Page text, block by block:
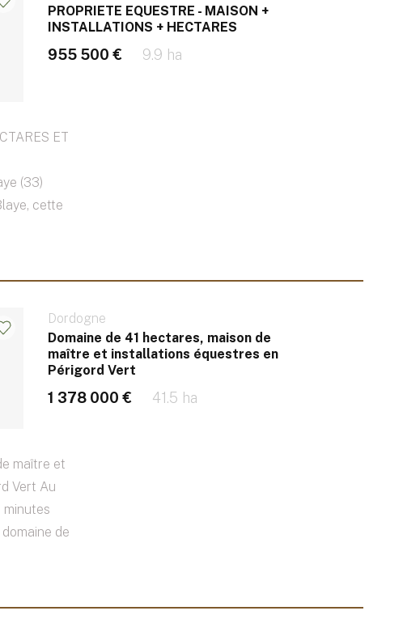
PROPRIETE EQUESTRE - MAISON +
INSTALLATIONS + HECTARES
955 500 € 9.9 ha
ET
(33)
cette
Dordogne
Domaine de 41 hectares, maison de
maître et installations équestres en
Périgord Vert
1 378 000 € 41.5 ha
maître et
Vert Au
minutes
de